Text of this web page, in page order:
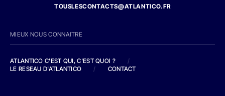
TOUSLESCONTACTS@ATLANTICO.FR
MIEUX NOUS CONNAITRE
ATLANTICO C'EST QUI, C'EST QUOI ?
/
LE RESEAU D'ATLANTICO
/ CONTACT